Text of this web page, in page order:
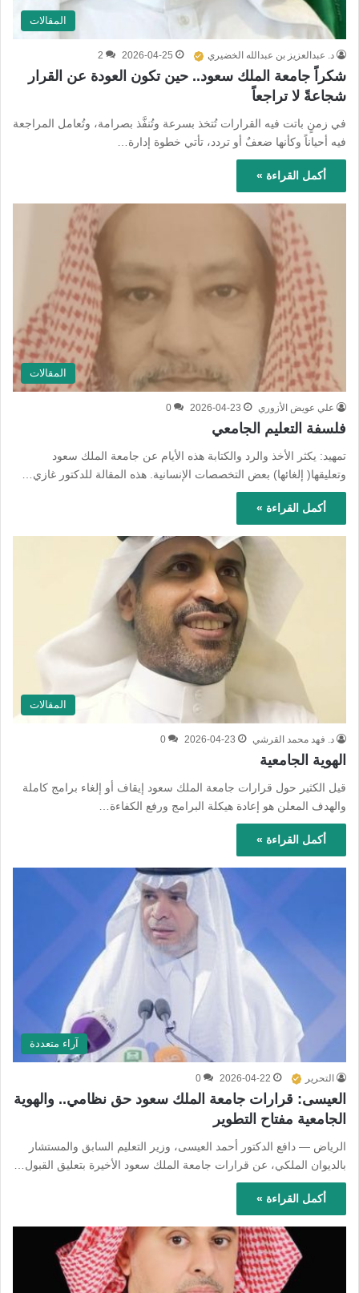
المقالات
د. عبدالعزيز بن عبدالله الخضيري 2026-04-25
2
شكراً جامعة الملك سعود.. حين تكون العودة عن القرار
شجاعةً لا تراجعاً
في زمنٍ باتت فيه القرارات تُتخذ بسرعة وتُنفَّذ بصرامة، وتُعامل المراجعة
فيه أحياناً وكأنها ضعفٌ أو تردد، تأتي خطوة إدارة…
أكمل القراءة »
المقالات
علي عويض الأزوري 2026-04-23
0
فلسفة التعليم الجامعي
تمهيد: يكثر الأخذ والرد والكتابة هذه الأيام عن جامعة الملك سعود
وتعليقها( إلغائها) بعض التخصصات الإنسانية. هذه المقالة للدكتور غازي…
أكمل القراءة »
المقالات
د. فهد محمد القرشي 2026-04-23
0
الهوية الجامعية
قيل الكثير حول قرارات جامعة الملك سعود إيقاف أو إلغاء برامج كاملة
والهدف المعلن هو إعادة هيكلة البرامج ورفع الكفاءة…
أكمل القراءة »
آراء متعددة
التحرير 2026-04-22
0
العيسى: قرارات جامعة الملك سعود حق نظامي.. والهوية
الجامعية مفتاح التطوير
الرياض — دافع الدكتور أحمد العيسى، وزير التعليم السابق والمستشار
بالديوان الملكي، عن قرارات جامعة الملك سعود الأخيرة بتعليق القبول…
أكمل القراءة »